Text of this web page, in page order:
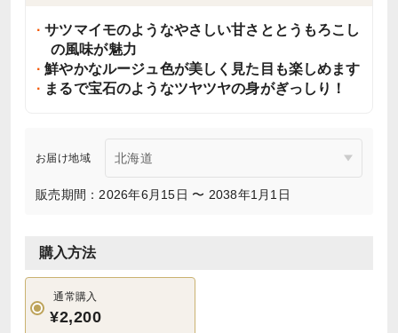
サツマイモのようなやさしい甘さととうもろこし
の風味が魅力
鮮やかなルージュ色が美しく見た目も楽しめます
まるで宝石のようなツヤツヤの身がぎっしり！
お届け地域
販売期間：2026年6月15日 〜 2038年1月1日
購入方法
通常購入
¥2,200